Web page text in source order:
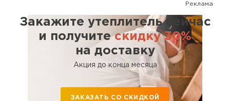
Реклама
Закажите утеплитель сейчас
и получитескидку 30%
на доставку
Акция до конца месяца
ЗАКАЗАТЬ СО СКИДКОЙ